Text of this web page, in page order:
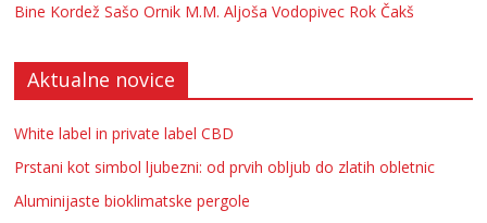
Bine Kordež Sašo Ornik M.M. Aljoša Vodopivec Rok Čakš
Aktualne novice
White label in private label CBD
Prstani kot simbol ljubezni: od prvih obljub do zlatih obletnic
Aluminijaste bioklimatske pergole